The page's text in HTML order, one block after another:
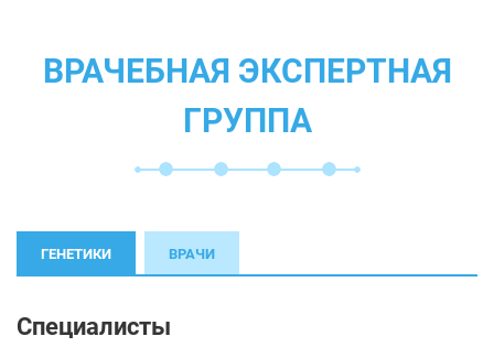
ВРАЧЕБНАЯ ЭКСПЕРТНАЯ
ГРУППА
ГЕНЕТИКИ ВРАЧИ
Специалисты